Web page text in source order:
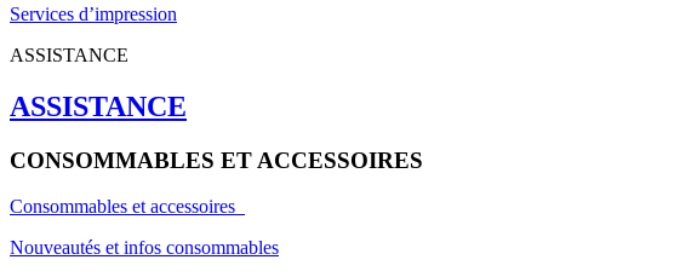
Services d’impression
ASSISTANCE
ASSISTANCE
CONSOMMABLES ET ACCESSOIRES
Consommables et accessoires
Nouveautés et infos consommables